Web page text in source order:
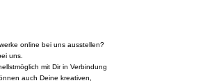
online bei uns ausstellen?
uns.
mit Dir in Verbindung
auch Deine kreativen,